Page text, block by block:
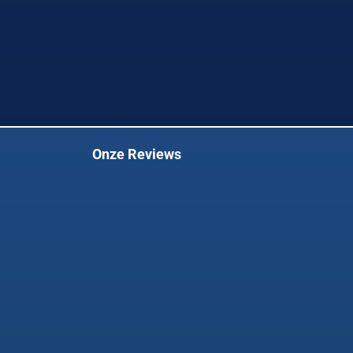
Onze Reviews